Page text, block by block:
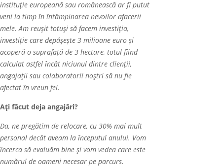
instituție europeană sau românească ar fi putut
veni la timp în întâmpinarea nevoilor afacerii
mele. Am reușit totuşi să facem investiția,
investiție care depășește 3 milioane euro și
acoperă o suprafață de 3 hectare, totul fiind
calculat astfel încât niciunul dintre clienții,
angajații sau colaboratorii noștri să nu fie
afectat în vreun fel.
Ați făcut deja angajări?
Da, ne pregătim de relocare, cu 30% mai mult
personal decât aveam la începutul anului. Vom
încerca să evaluăm bine și vom vedea care este
numărul de oameni necesar pe parcurs.